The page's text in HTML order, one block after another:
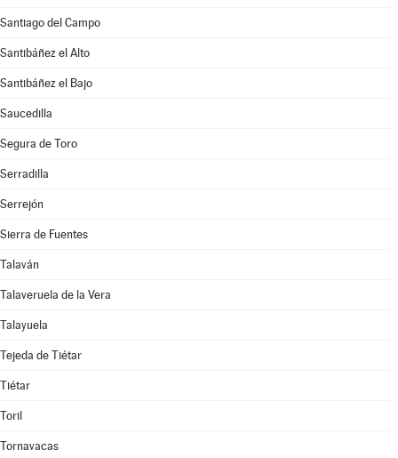
Santiago del Campo
Santibáñez el Alto
Santibáñez el Bajo
Saucedilla
Segura de Toro
Serradilla
Serrejón
Sierra de Fuentes
Talaván
Talaveruela de la Vera
Talayuela
Tejeda de Tiétar
Tiétar
Toril
Tornavacas